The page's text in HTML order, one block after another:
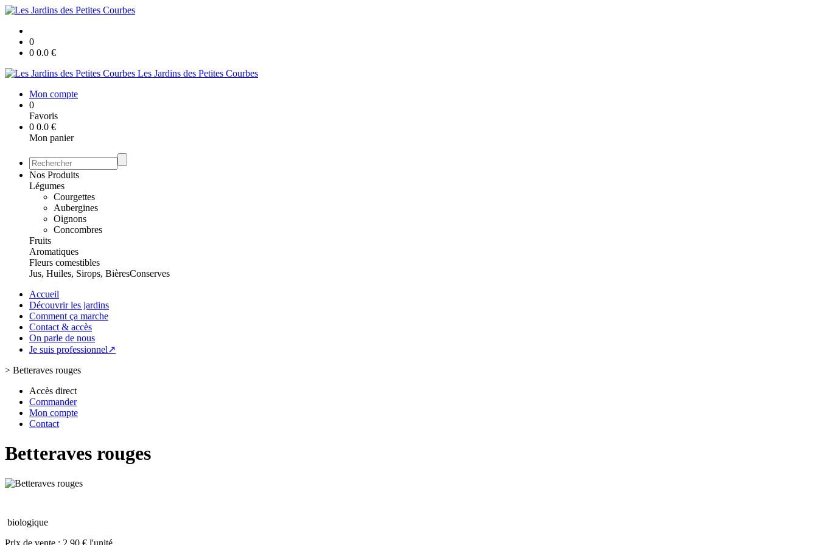
0
0 0.0 €
Les Jardins des Petites Courbes
Mon compte
0
Favoris
0 0.0 €
Mon panier
Nos Produits
Légumes
Courgettes
Aubergines
Oignons
Concombres
Fruits
Aromatiques
Fleurs comestibles
Jus, Huiles, Sirops, BièresConserves
Accueil
Découvrir les jardins
Comment ça marche
Contact & accès
On parle de nous
Je suis professionnel↗
> Betteraves rouges
Accès direct
Commander
Mon compte
Contact
Betteraves rouges
biologique
Prix de vente : 2.90 € l'unité